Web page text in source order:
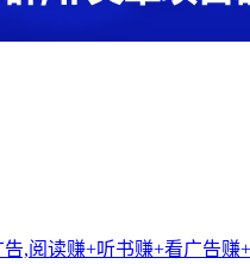
告,阅读赚+听书赚+看广告赚